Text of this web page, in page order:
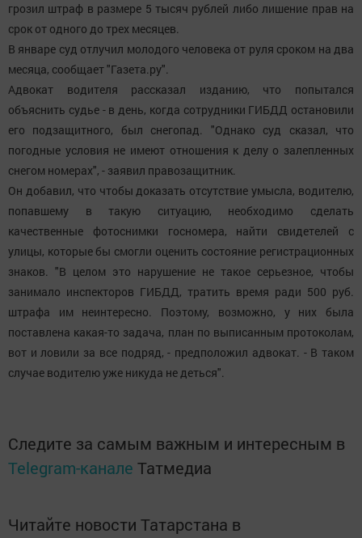
грозил штраф в размере 5 тысяч рублей либо лишение прав на
срок от одного до трех месяцев.
В январе суд отлучил молодого человека от руля сроком на два
месяца, сообщает "Газета.ру".
Адвокат водителя рассказал изданию, что попытался
объяснить судье - в день, когда сотрудники ГИБДД остановили
его подзащитного, был снегопад. "Однако суд сказал, что
погодные условия не имеют отношения к делу о залепленных
снегом номерах", - заявил правозащитник.
Он добавил, что чтобы доказать отсутствие умысла, водителю,
попавшему в такую ситуацию, необходимо сделать
качественные фотоснимки госномера, найти свидетелей с
улицы, которые бы смогли оценить состояние регистрационных
знаков. "В целом это нарушение не такое серьезное, чтобы
занимало инспекторов ГИБДД, тратить время ради 500 руб.
штрафа им неинтересно. Поэтому, возможно, у них была
поставлена какая-то задача, план по выписанным протоколам,
вот и ловили за все подряд, - предположил адвокат. - В таком
случае водителю уже никуда не деться".
Следите за самым важным и интересным в
Telegram-канале Татмедиа
Читайте новости Татарстана в